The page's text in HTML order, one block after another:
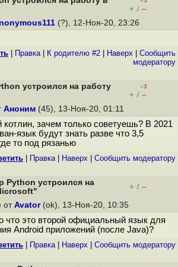
+ / –
(?), 12-Ноя-20, 23:26
Правка| К родителю #2 Наверх
Cообщить
модератору
устроился на работу
–3
+ / –
Аноним (45), 13-Ноя-20, 01:11
котлин, зачем только советуешь? В 2021
язык будут знать разве что 3,5
то под рязанью
Правка| Наверх Cообщить модератору
Python устроился на
+ / –
от Avator(ok), 13-Ноя-20, 10:35
что это второй официальный язык для
Android приложений (после Java)?
Правка| Наверх Cообщить модератору